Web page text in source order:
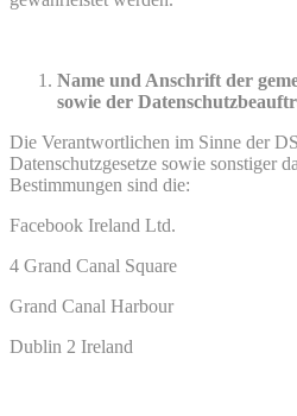
Name und Anschrift der
sowie der
Die Verantwortlichen im Sinne der
Datenschutzgesetze sowie sonstiger
Bestimmungen sind die:
Facebook Ireland Ltd.
4 Grand Canal Square
Grand Canal Harbour
Dublin 2 Ireland